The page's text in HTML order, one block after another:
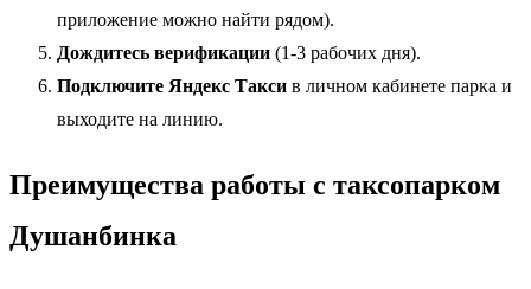
приложение можно найти рядом).
Дождитесь верификации (1-3 рабочих дня).
Подключите Яндекс Такси в личном кабинете парка и
выходите на линию.
Преимущества работы с таксопарком
Душанбинка